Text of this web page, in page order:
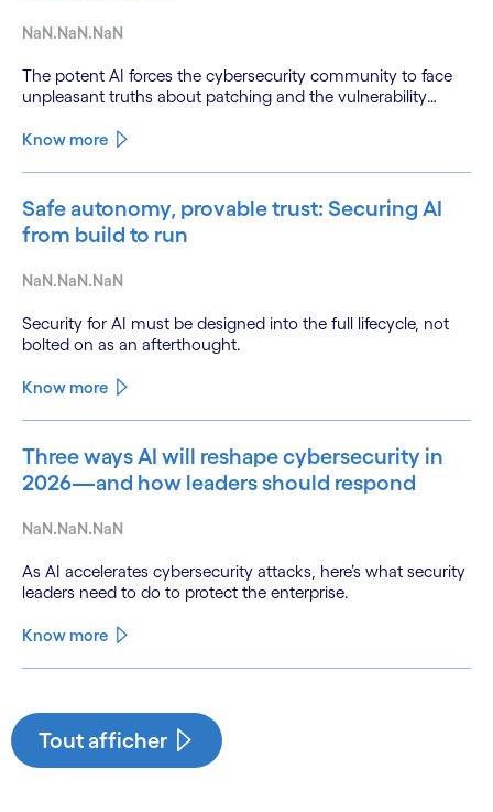
NaN.NaN.NaN
The potent AI forces the cybersecurity community to face
unpleasant truths about patching and the vulnerability
Know more
Safe autonomy, provable trust: Securing AI
from build to run
NaN.NaN.NaN
Security for AI must be designed into the full lifecycle, not
bolted on as an afterthought.
Know more
Three ways AI will reshape cybersecurity in
2026—and how leaders should respond
NaN.NaN.NaN
As AI accelerates cybersecurity attacks, here’s what security
leaders need to do to protect the enterprise.
Know more
See more
Tout afficher